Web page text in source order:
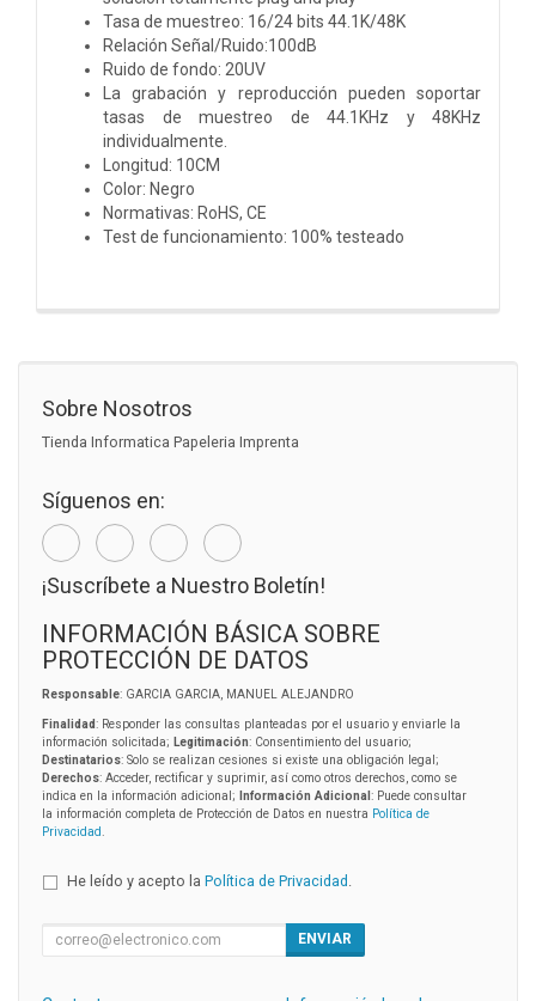
Tasa de muestreo: 16/24 bits 44.1K/48K
Relación Señal/Ruido:100dB
Ruido de fondo: 20UV
La grabación y reproducción pueden soportar
tasas de muestreo de 44.1KHz y 48KHz
individualmente.
Longitud: 10CM
Color: Negro
Normativas: RoHS, CE
Test de funcionamiento: 100% testeado
Sobre Nosotros
Tienda Informatica Papeleria Imprenta
Síguenos en:
¡Suscríbete a Nuestro Boletín!
INFORMACIÓN BÁSICA SOBRE
PROTECCIÓN DE DATOS
Responsable: GARCIA GARCIA, MANUEL ALEJANDRO
Finalidad: Responder las consultas planteadas por el usuario y enviarle la
información solicitada; Legitimación: Consentimiento del usuario;
Destinatarios: Solo se realizan cesiones si existe una obligación legal;
Derechos: Acceder, rectificar y suprimir, así como otros derechos, como se
indica en la información adicional;
Información Adicional : Puede consultar
la información completa de Protección de Datos en nuestra Política de
Privacidad
He leído y acepto la Política de Privacidad
ENVIAR